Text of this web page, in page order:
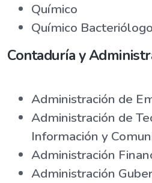
Químico
Químico
Contaduría y
Administración de
Administración de
Información y
Administración
Administración